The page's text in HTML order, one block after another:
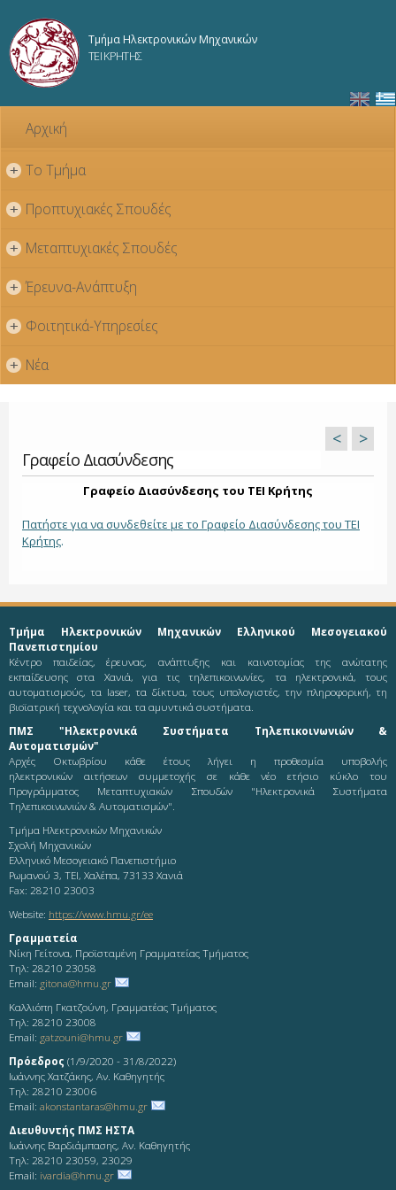
κυρίως
Τμήμα Ηλεκτρονικών Μηχανικών
ΤΕΙ ΚΡΗΤΗΣ
Αρχική
+ Το Τμήμα
+ Προπτυχιακές Σπουδές
+ Μεταπτυχιακές Σπουδές
+ Έρευνα-Ανάπτυξη
+ Φοιτητικά-Υπηρεσίες
+ Νέα
Γραφείο Διασύνδεσης
< >
Γραφείο Διασύνδεσης του ΤΕΙ Κρήτης
Πατήστε για να συνδεθείτε με το Γραφείο Διασύνδεσης του ΤΕΙ
Κρήτης.
Τμήμα Ηλεκτρονικών Μηχανικών Ελληνικού Μεσογειακού
Πανεπιστημίου
Κέντρο παιδείας, έρευνας, ανάπτυξης και καινοτομίας της ανώτατης
εκπαίδευσης στα Χανιά, για τις τηλεπικοινωνίες, τα ηλεκτρονικά, τους
αυτοματισμούς, τα laser, τα δίκτυα, τους υπολογιστές, την πληροφορική, τη
βιοϊατρική τεχνολογία και τα αμυντικά συστήματα.
ΠΜΣ "Ηλεκτρονικά Συστήματα Τηλεπικοινωνιών &
Αυτοματισμών"
Αρχές Οκτωβρίου κάθε έτους λήγει η προθεσμία υποβολής
ηλεκτρονικών αιτήσεων συμμετοχής σε κάθε νέο ετήσιο κύκλο του
Προγράμματος Μεταπτυχιακών Σπουδών "Ηλεκτρονικά Συστήματα
Τηλεπικοινωνιών & Αυτοματισμών".
Τμήμα Ηλεκτρονικών Μηχανικών
Σχολή Μηχανικών
Ελληνικό Μεσογειακό Πανεπιστήμιο
Ρωμανού 3, ΤΕΙ, Χαλέπα, 73133 Χανιά
Fax: 28210 23003
Website: https://www.hmu.gr/ee
Γραμματεία
Νίκη Γείτονα, Προϊσταμένη Γραμματείας Τμήματος
Τηλ: 28210 23058
Email: gitona@hmu.gr
Καλλιόπη Γκατζούνη, Γραμματέας Τμήματος
Τηλ: 28210 23008
Email: gatzouni@hmu.gr
Πρόεδρος (1/9/2020 - 31/8/2022)
Ιωάννης Χατζάκης, Αν. Καθηγητής
Τηλ: 28210 23006
Email: akonstantaras@hmu.gr
Διευθυντής ΠΜΣ ΗΣΤΑ
Ιωάννης Βαρδιάμπασης, Αν. Καθηγητής
Τηλ: 28210 23059, 23029
Email: ivardia@hmu.gr